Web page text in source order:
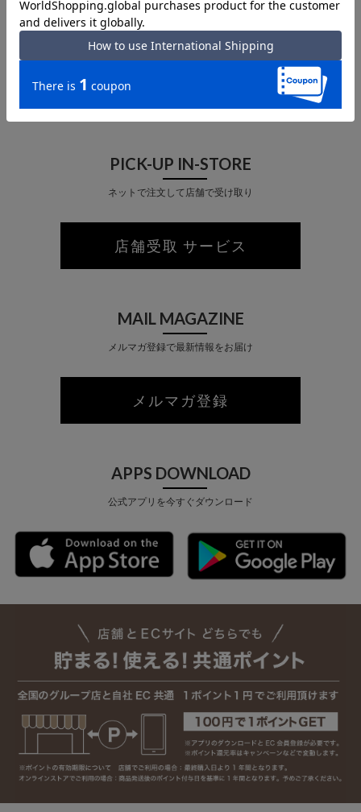
SEARCH
PICK-UP IN-STORE
ネットで注文して店舗で受け取り
店舗受取 サービス
MAIL MAGAZINE
メルマガ登録で最新情報をお届け
メルマガ登録
APPS DOWNLOAD
公式アプリを今すぐダウンロード